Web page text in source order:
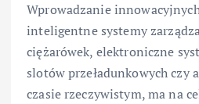
Wprowadzanie
inteligentne systemy
ciężarówek, elektroniczne
slotów przeładunkowych czy
czasie rzeczywistym, ma na